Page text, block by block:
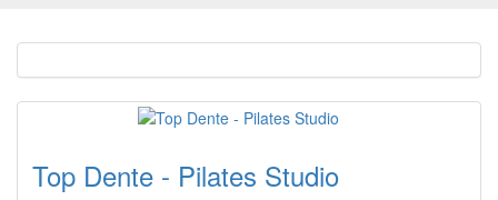
Top Dente - Pilates Studio